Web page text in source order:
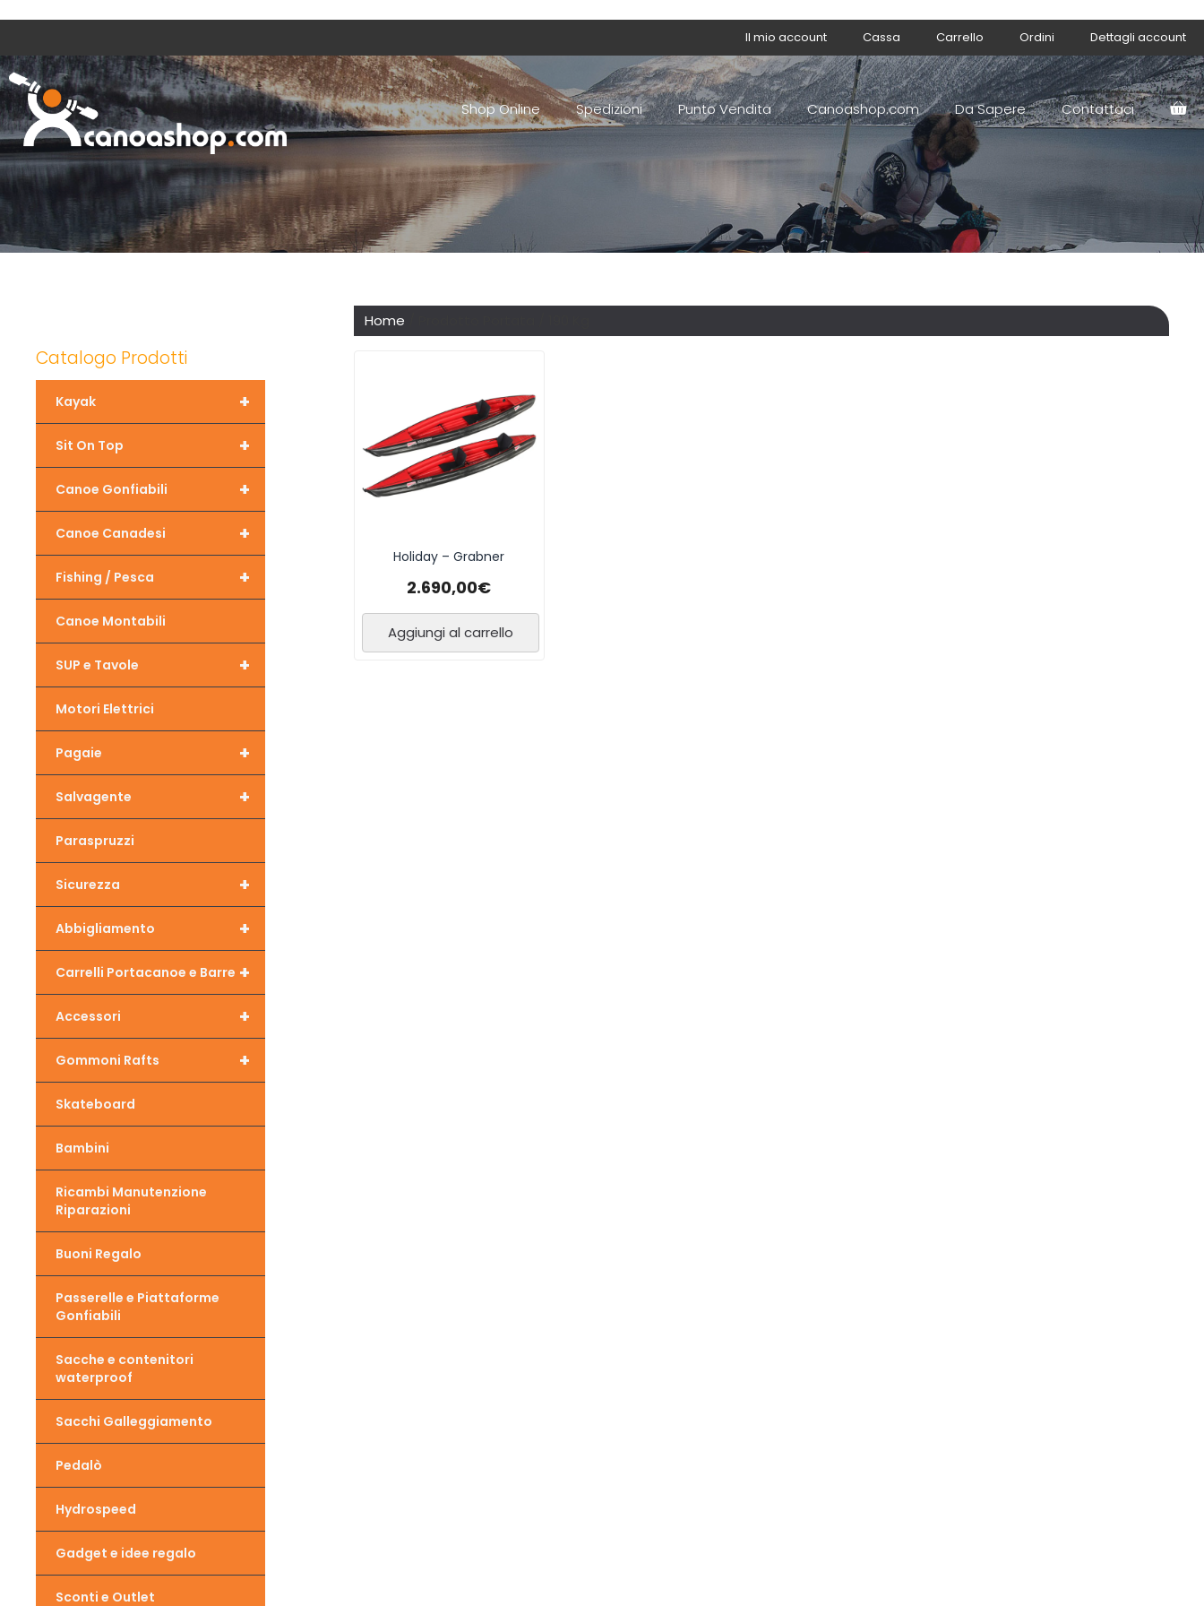
Il mio account Cassa Carrello Ordini Dettagli account
Shop Online Spedizioni Punto Vendita Canoashop.com Da Sapere Contattaci
Home
Holiday – Grabner
2.690,00€
Aggiungi al carrello
Catalogo Prodotti
+
Kayak
+
Sit On Top
+
Canoe Gonfiabili
+
Canoe Canadesi
+
Fishing / Pesca
Canoe Montabili
+
SUP e Tavole
Motori Elettrici
+
Pagaie
+
Salvagente
Paraspruzzi
+
Sicurezza
+
Abbigliamento
+
Carrelli Portacanoe e Barre
+
Accessori
+
Gommoni Rafts
Skateboard
Bambini
Ricambi Manutenzione
Riparazioni
Buoni Regalo
Passerelle e Piattaforme
Gonfiabili
Sacche e contenitori
waterproof
Sacchi Galleggiamento
Pedalò
Hydrospeed
Gadget e idee regalo
Sconti e Outlet